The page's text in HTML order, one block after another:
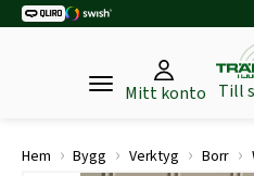
Mitt konto Till
Hem › Bygg › Verktyg › Borr ›